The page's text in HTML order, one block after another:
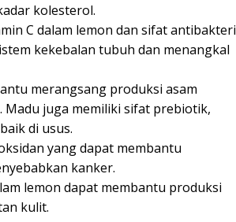
kolesterol.
C dalam lemon dan sifat antibakteri
kekebalan tubuh dan menangkal
merangsang produksi asam
Madu juga memiliki sifat prebiotik,
di usus.
yang dapat membantu
kanker.
lemon dapat membantu produksi
kulit.